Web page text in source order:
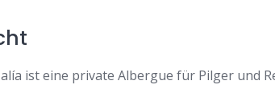
ist eine private Albergue für Pilger und